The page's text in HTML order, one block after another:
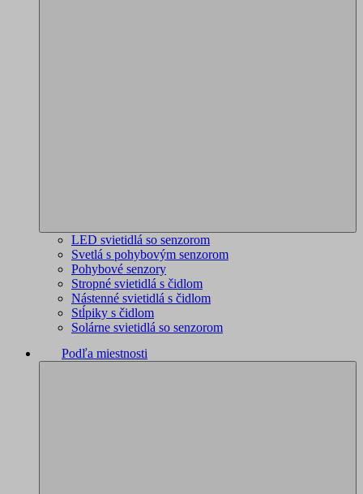
LED svietidlá so senzorom
Svetlá s pohybovým senzorom
Pohybové senzory
Stropné svietidlá s čidlom
Nástenné svietidlá s čidlom
Stĺpiky s čidlom
Solárne svietidlá so senzorom
Podľa miestnosti